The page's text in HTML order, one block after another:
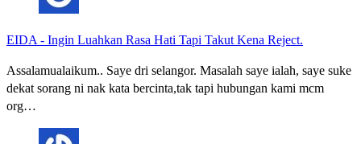
EIDA - Ingin Luahkan Rasa Hati Tapi Takut Kena Reject.
Assalamualaikum.. Saye dri selangor. Masalah saye ialah, saye suke
dekat sorang ni nak kata bercinta,tak tapi hubungan kami mcm
org…